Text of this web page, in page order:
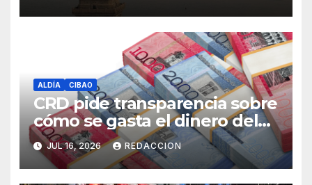
ALDÍA CIBAO
CRD pide transparencia sobre
cómo se gasta el dinero del
Seguro Familiar de Salud
JUL 16, 2026 REDACCION